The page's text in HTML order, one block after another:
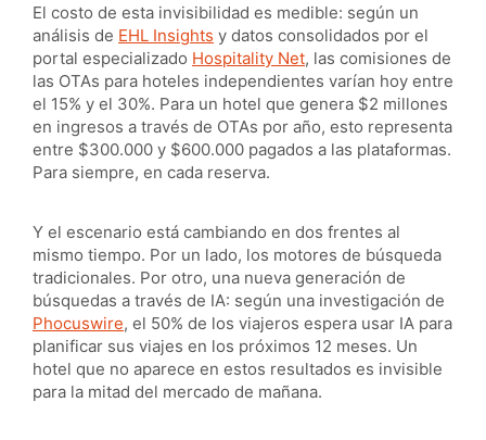
El costo de esta invisibilidad es medible: según un
análisis de EHL Insights y datos consolidados por el
portal especializado Hospitality Net, las comisiones de
las OTAs para hoteles independientes varían hoy entre
el 15% y el 30%. Para un hotel que genera $2 millones
en ingresos a través de OTAs por año, esto representa
entre $300.000 y $600.000 pagados a las plataformas.
Para siempre, en cada reserva.
Y el escenario está cambiando en dos frentes al
mismo tiempo. Por un lado, los motores de búsqueda
tradicionales. Por otro, una nueva generación de
búsquedas a través de IA: según una investigación de
Phocuswire, el 50% de los viajeros espera usar IA para
planificar sus viajes en los próximos 12 meses. Un
hotel que no aparece en estos resultados es invisible
para la mitad del mercado de mañana.